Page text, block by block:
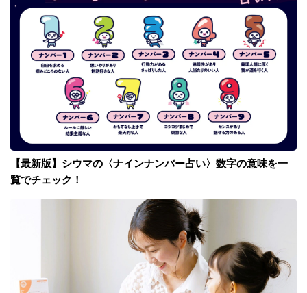
【最新版】シウマの〈ナインナンバー占い〉数字の意味を一
覧でチェック！